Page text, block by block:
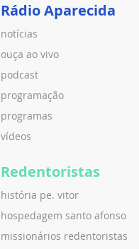
Rádio Aparecida
notícias
ouça ao vivo
podcast
programação
programas
vídeos
Redentoristas
história pe. vitor
hospedagem santo afonso
missionários redentoristas